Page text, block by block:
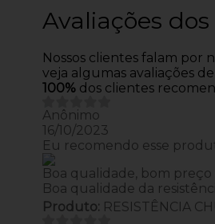
Avaliações
Nossos clientes falam por
veja algumas avaliações
100% dos clientes
Anônimo
16/10/2023
Eu recomendo esse
Boa qualidade, bom
Boa qualidade da
Produto: RESISTÊNCIA